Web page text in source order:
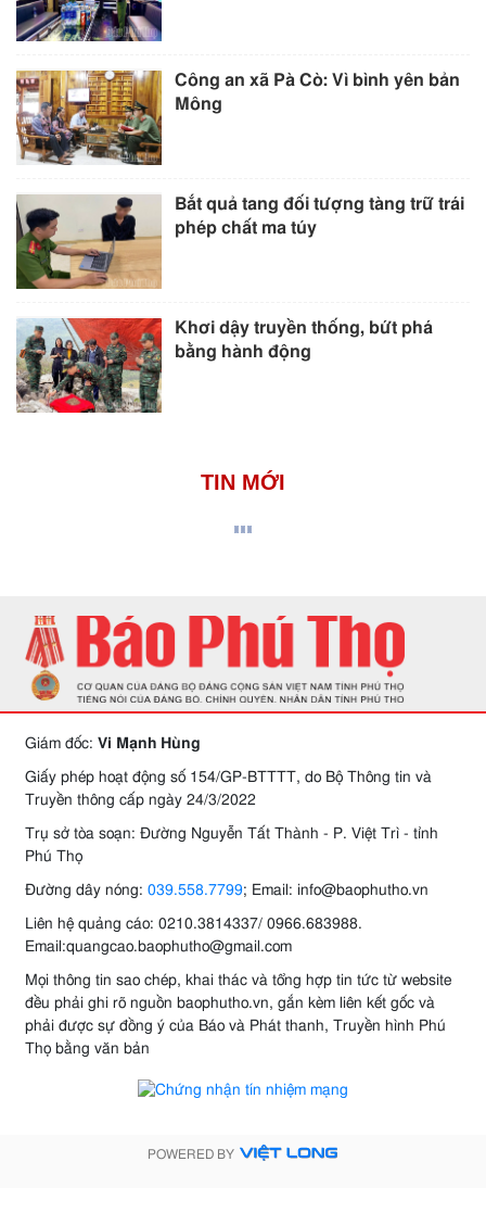
Công an xã Pà Cò: Vì bình yên bản
Mông
Bắt quả tang đối tượng tàng trữ trái
phép chất ma túy
Khơi dậy truyền thống, bứt phá
bằng hành động
TIN MỚI
Giám đốc: Vi Mạnh Hùng
Giấy phép hoạt động số 154/GP-BTTTT, do Bộ Thông tin và
Truyền thông cấp ngày 24/3/2022
Trụ sở tòa soạn: Đường Nguyễn Tất Thành - P. Việt Trì - tỉnh
Phú Thọ
Đường dây nóng: 039.558.7799; Email: info@baophutho.vn
Liên hệ quảng cáo: 0210.3814337/ 0966.683988.
Email:quangcao.baophutho@gmail.com
Mọi thông tin sao chép, khai thác và tổng hợp tin tức từ website
đều phải ghi rõ nguồn baophutho.vn, gắn kèm liên kết gốc và
phải được sự đồng ý của Báo và Phát thanh, Truyền hình Phú
Thọ bằng văn bản
POWERED BY